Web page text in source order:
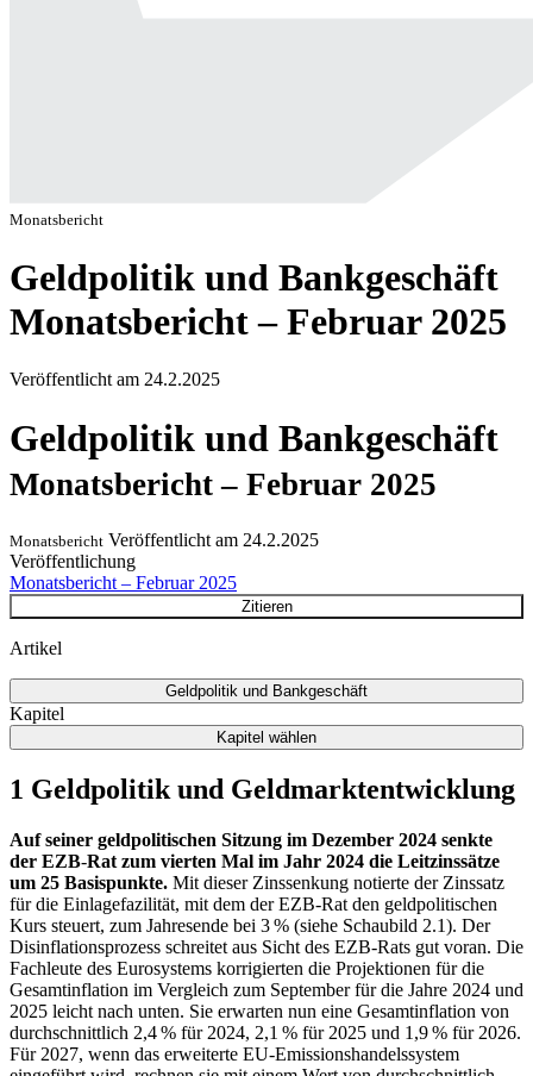
Monatsbericht
Geldpolitik und Bankgeschäft
Monatsbericht – Februar 2025
Veröffentlicht am 24.2.2025
Geldpolitik und Bankgeschäft
Monatsbericht – Februar 2025
Monatsbericht Veröffentlicht am 24.2.2025
Veröffentlichung
Monatsbericht – Februar 2025
Zitieren
Artikel
Geldpolitik und Bankgeschäft
Kapitel
Kapitel wählen
1 Geldpolitik und Geldmarktentwicklung
Auf seiner geldpolitischen Sitzung im Dezember 2024 senkte
der EZB-Rat zum vierten Mal im Jahr 2024 die Leitzinssätze
um 25 Basispunkte. Mit dieser Zinssenkung notierte der Zinssatz
für die Einlagefazilität, mit dem derEZB-Rat den geldpolitischen
Kurs steuert, zum Jahresende bei 3 % (siehe Schaubild 2.1). Der
Disinflationsprozess schreitet aus Sicht des EZB-Rats gut voran. Die
Fachleute des Eurosystems korrigierten die Projektionen für die
Gesamtinflation im Vergleich zum September für die Jahre 2024 und
2025 leicht nach unten. Sie erwarten nun eine Gesamtinflation von
durchschnittlich 2,4 % für 2024, 2,1 % für 2025 und 1,9 % für 2026.
Für 2027, wenn das erweiterte EU-Emissionshandelssystem